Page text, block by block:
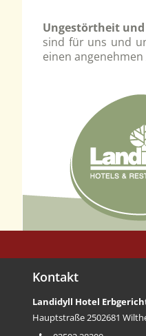
Ungestörtheit
sind für uns und
einen
Kontakt
Landidyll Hotel
Hauptstraße 2502681